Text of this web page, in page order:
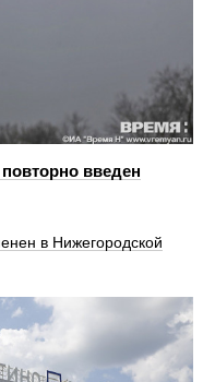
введен
в Нижегородской